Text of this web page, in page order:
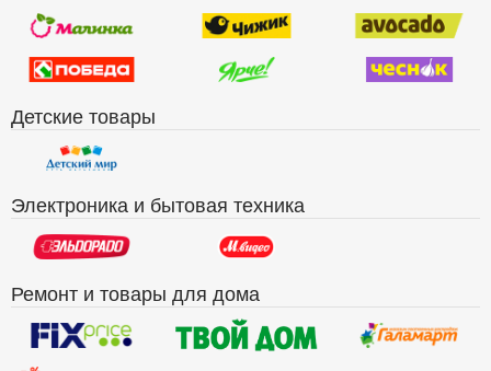
Детские товары
Электроника и бытовая техника
Ремонт и товары для дома